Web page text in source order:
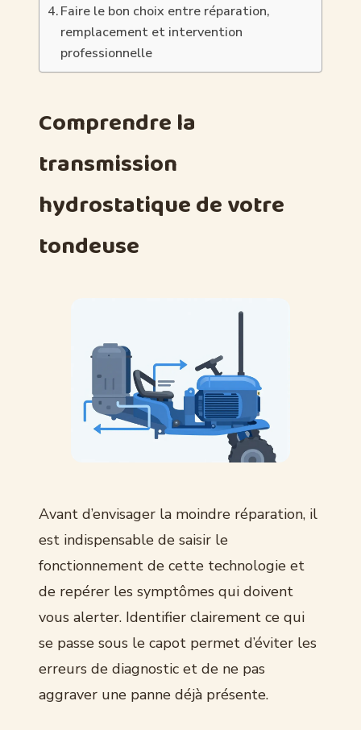
Faire le bon choix entre réparation,
remplacement et intervention
professionnelle
Comprendre la
transmission
hydrostatique de votre
tondeuse
Avant d’envisager la moindre réparation, il
est indispensable de saisir le
fonctionnement de cette technologie et
de repérer les symptômes qui doivent
vous alerter. Identifier clairement ce qui
se passe sous le capot permet d’éviter les
erreurs de diagnostic et de ne pas
aggraver une panne déjà présente.